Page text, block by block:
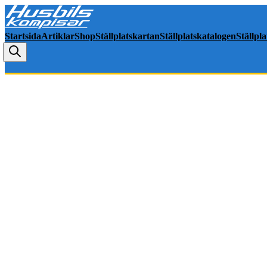
StartsidaArtiklarShopStällplatskartanStällplatskatalogen